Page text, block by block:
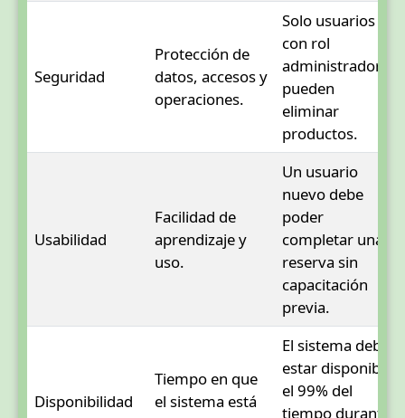
Seguridad
Protección de
datos, accesos y
operaciones.
Solo usuarios
con rol
administrador
pueden
eliminar
productos.
Usabilidad
Facilidad de
aprendizaje y
uso.
Un usuario
nuevo debe
poder
completar una
reserva sin
capacitación
previa.
Disponibilidad
Tiempo en que
el sistema está
El sistema debe
estar disponible
el 99% del
tiempo durante